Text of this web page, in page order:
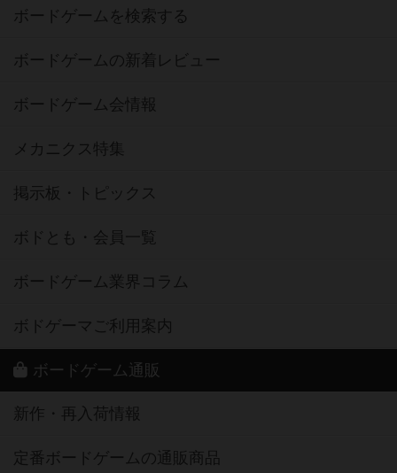
ボードゲームを検索する
ボードゲームの新着レビュー
ボードゲーム会情報
メカニクス特集
掲示板・トピックス
ボドとも・会員一覧
ボードゲーム業界コラム
ボドゲーマご利用案内
ボードゲーム通販
新作・再入荷情報
定番ボードゲームの通販商品